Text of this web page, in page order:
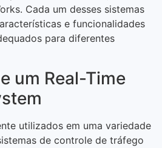
Cada um desses sistemas
e funcionalidades
para diferentes
um Real-Time
utilizados em uma variedade
de controle de tráfego